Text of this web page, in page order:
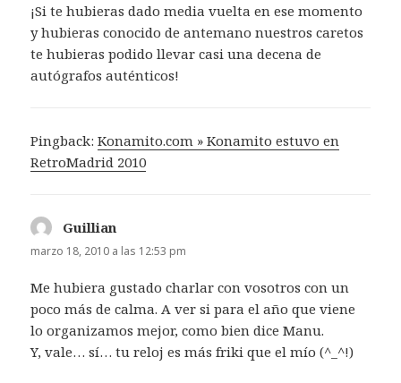
¡Si te hubieras dado media vuelta en ese momento
y hubieras conocido de antemano nuestros caretos
te hubieras podido llevar casi una decena de
autógrafos auténticos!
Pingback:Konamito.com » Konamito estuvo en
RetroMadrid 2010
Guillian
marzo 18, 2010 a las 12:53 pm
Me hubiera gustado charlar con vosotros con un
poco más de calma. A ver si para el año que viene
lo organizamos mejor, como bien dice Manu.
Y, vale… sí… tu reloj es más friki que el mío (^_^!)